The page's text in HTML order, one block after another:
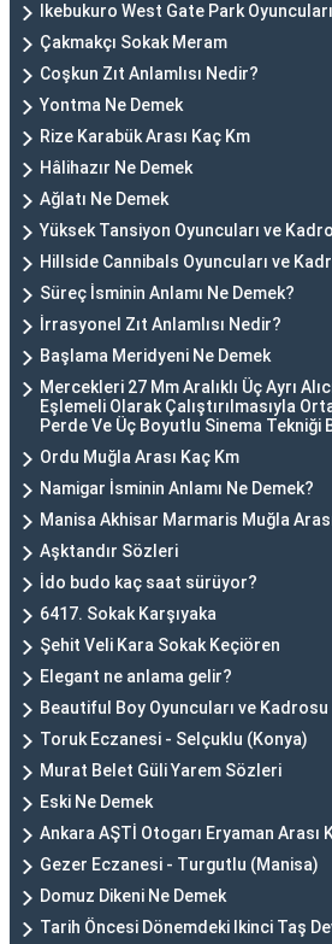
Ikebukuro West Gate Park
Çakmakçı Sokak Meram
Coşkun Zıt Anlamlısı Nedir?
Yontma Ne Demek
Rize Karabük Arası Kaç Km
Hâlihazır Ne Demek
Ağlatı Ne Demek
Yüksek Tansiyon Oyuncuları ve
Hillside Cannibals Oyuncuları ve
Süreç İsminin Anlamı Ne Demek?
İrrasyonel Zıt Anlamlısı Nedir?
Başlama Meridyeni Ne Demek
Mercekleri 27 Mm Aralıklı Üç Ayrı
Eşlemeli Olarak Çalıştırılmasıyla
Perde Ve Üç Boyutlu Sinema Tekniği
Ordu Muğla Arası Kaç Km
Namigar İsminin Anlamı Ne Demek?
Manisa Akhisar Marmaris Muğla
Aşktandır Sözleri
İdo budo kaç saat sürüyor?
6417. Sokak Karşıyaka
Şehit Veli Kara Sokak Keçiören
Elegant ne anlama gelir?
Beautiful Boy Oyuncuları ve Kadrosu
Toruk Eczanesi - Selçuklu (Konya)
Murat Belet Güli Yarem Sözleri
Eski Ne Demek
Ankara AŞTİ Otogarı Eryaman Arası
Gezer Eczanesi - Turgutlu (Manisa)
Domuz Dikeni Ne Demek
Tarih Öncesi Dönemdeki Ikinci Taş